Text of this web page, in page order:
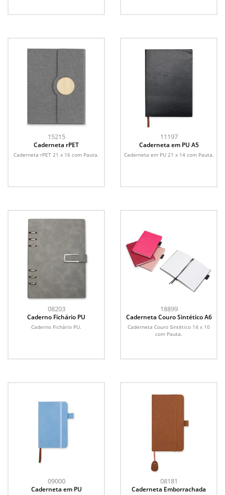
15215
Caderneta rPET
Caderneta rPET 21 x 16 com Pauta.
11197
Caderneta em PU A5
Caderneta em PU 21 x 14 com Pauta.
08203
Caderno Fichário PU
Caderno Fichário PU.
18899
Caderneta Couro Sintético A6
Caderneta Couro Sintético 14 x 10
com Pauta.
09000
Caderneta em PU
08181
Caderneta Emborrachada